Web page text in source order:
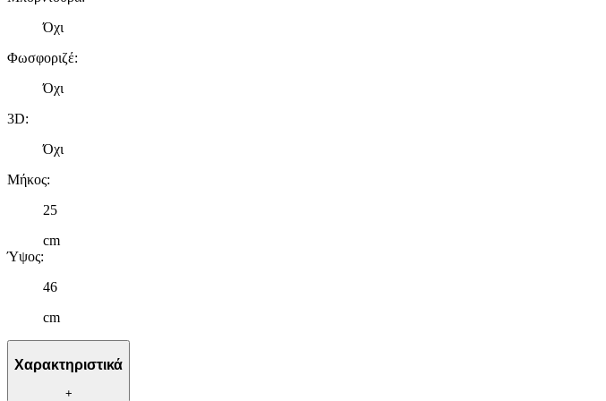
Όχι
Φωσφοριζέ:
Όχι
3D:
Όχι
Μήκος:
25
cm
Ύψος:
46
cm
Χαρακτηριστικά
+